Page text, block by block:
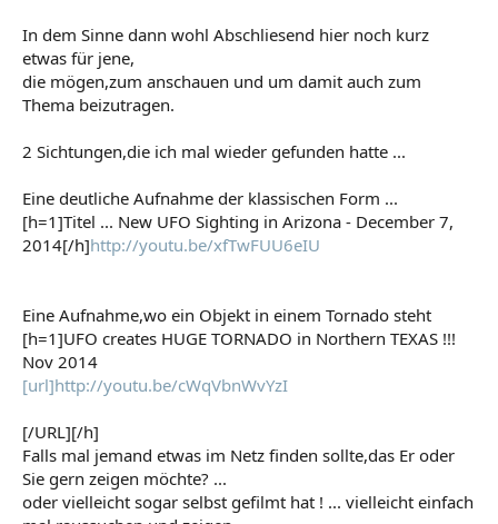
In dem Sinne dann wohl Abschliesend hier noch kurz
etwas für jene,
die mögen,zum anschauen und um damit auch zum
Thema beizutragen.
2 Sichtungen,die ich mal wieder gefunden hatte ...
Eine deutliche Aufnahme der klassischen Form ...
[h=1]Titel ... New UFO Sighting in Arizona - December 7,
2014[/h]http://youtu.be/xfTwFUU6eIU
Eine Aufnahme,wo ein Objekt in einem Tornado steht
[h=1]UFO creates HUGE TORNADO in Northern TEXAS !!!
Nov 2014
[url]http://youtu.be/cWqVbnWvYzI
[/URL][/h]
Falls mal jemand etwas im Netz finden sollte,das Er oder
Sie gern zeigen möchte? ...
oder vielleicht sogar selbst gefilmt hat ! ... vielleicht einfach